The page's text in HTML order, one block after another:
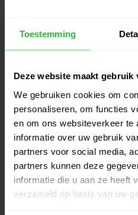
Toestemming
Deze website maakt gebruik
We gebruiken cookies om
personaliseren, om functies
en om ons websiteverkeer te
informatie over uw gebruik
partners voor social media,
partners kunnen deze
informatie die u aan ze heeft
verzameld op basis van uw
Scotty Cameron
Op voorraad
Scotty Cameron
New Port 2 RH
Op voorraad
Scotty Cameron
New Port 2+ RH
Op voorraad